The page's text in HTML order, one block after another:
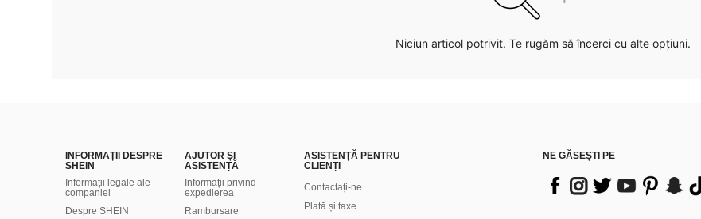
Niciun articol potrivit. Te rugăm să încerci cu alte opțiuni.
INFORMAȚII DESPRE
SHEIN
Informații legale ale
companiei
Despre SHEIN
AJUTOR ȘI
ASISTENȚĂ
Informații privind
expedierea
Rambursare
ASISTENȚĂ PENTRU
CLIENȚI
Contactați-ne
Plată și taxe
NE GĂSEȘTI PE